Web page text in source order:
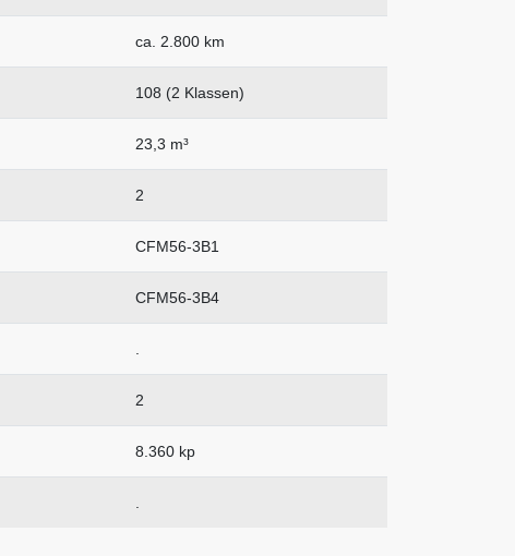
ca. 2.800 km
108 (2 Klassen)
23,3 m³
2
CFM56-3B1
CFM56-3B4
2
8.360 kp